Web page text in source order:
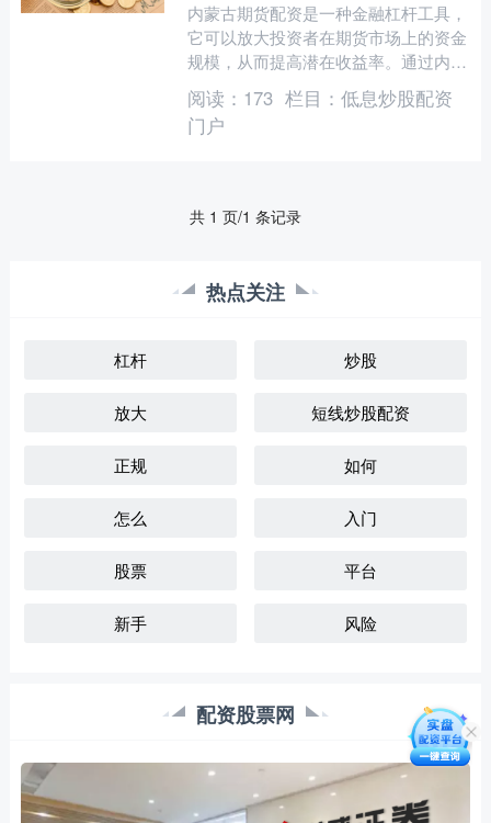
内蒙古期货配资是一种金融杠杆工具，
它可以放大投资者在期货市场上的资金
规模，从而提高潜在收益率。通过内蒙
古期货配资，投资者可以利用有限的资
金，撬动更大的市场机会，....
阅读： 173 栏目： 低息炒股配资
门户
共 1 页/1 条记录
热点关注
杠杆 炒股
放大 短线炒股配资
正规 如何
怎么 入门
股票 平台
新手 风险
配资股票网